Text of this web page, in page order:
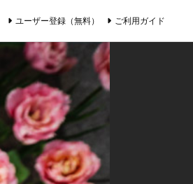
ユーザー登録（無料） ご利用ガイド